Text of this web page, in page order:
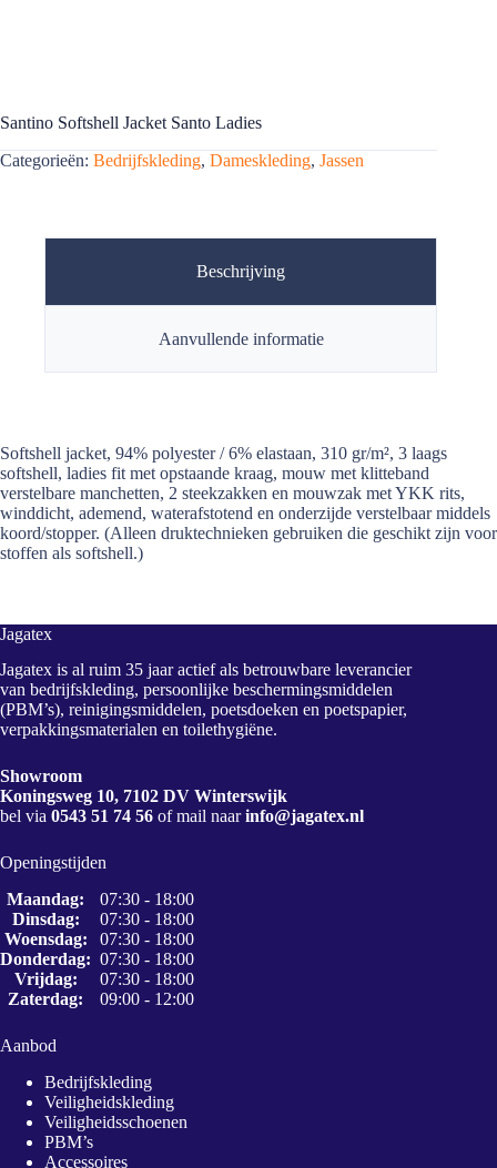
Santino Softshell Jacket Santo Ladies
Categorieën: Bedrijfskleding, Dameskleding, Jassen
Beschrijving
Aanvullende informatie
Softshell jacket, 94% polyester / 6% elastaan, 310 gr/m², 3 laags
softshell, ladies fit met opstaande kraag, mouw met klitteband
verstelbare manchetten, 2 steekzakken en mouwzak met YKK rits,
winddicht, ademend, waterafstotend en onderzijde verstelbaar middels
koord/stopper. (Alleen druktechnieken gebruiken die geschikt zijn voor
stoffen als softshell.)
Jagatex
Jagatex is al ruim 35 jaar actief als betrouwbare leverancier
van bedrijfskleding, persoonlijke beschermingsmiddelen
(PBM’s), reinigingsmiddelen, poetsdoeken en poetspapier,
verpakkingsmaterialen en toilethygiëne.
Showroom
Koningsweg 10, 7102 DV Winterswijk
bel via 0543 51 74 56 of mail naarinfo@jagatex.nl
Openingstijden
Maandag:
07:30 - 18:00
Dinsdag:
07:30 - 18:00
Woensdag:
07:30 - 18:00
Donderdag: 07:30 - 18:00
Vrijdag:
07:30 - 18:00
Zaterdag:
09:00 - 12:00
Aanbod
Bedrijfskleding
Veiligheidskleding
Veiligheidsschoenen
PBM’s
Accessoires